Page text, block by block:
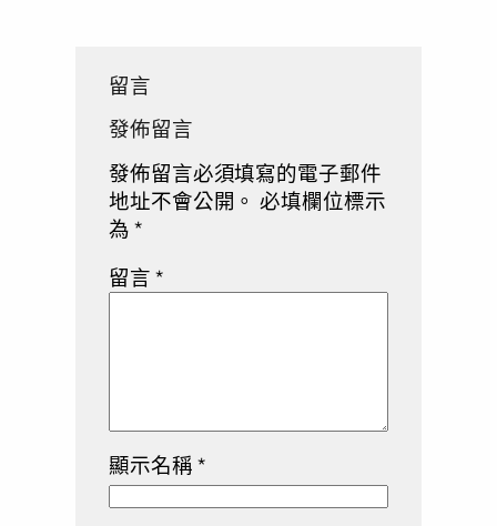
留言
發佈留言
發佈留言必須填寫的電子郵件
地址不會公開。 必填欄位標示
為*
留言*
顯示名稱*